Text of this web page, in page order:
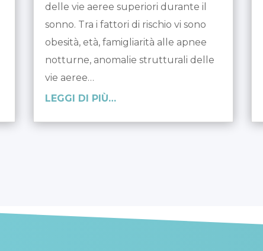
delle vie aeree superiori durante il
sonno. Tra i fattori di rischio vi sono
obesità, età, famigliarità alle apnee
notturne, anomalie strutturali delle
vie aeree…
LEGGI DI PIÙ…